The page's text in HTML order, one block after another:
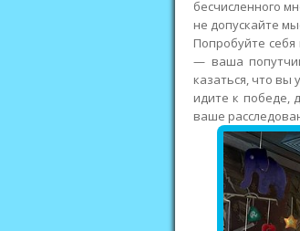
бесчисленного
не допускайте
Попробуйте
— ваша
казаться, что вы
идите к победе,
ваше